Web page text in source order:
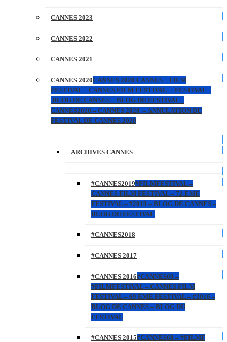
CANNES 2023
CANNES 2022
CANNES 2021
CANNES 2020CANNES 2020 CANNES – FILM
FESTIVAL – CANNES FILM FESTIVAL – FESTIVAL –
BLOG DE CANNES – BLOG DU FESTIVAL –
CANNES2020 – CANNES 2020 – ANNULATION DU
FESTIVAL DE CANNES 2020
ARCHIVES CANNES
#CANNES2019#FILMFESTIVAL –
CANNES FILM FESTIVAL – 72 EME
FESTIVAL – #2019 – BLOG DE CANNES –
BLOG DU FESTIVAL
#CANNES2018
#CANNES 2017
#CANNES 2016#CANNES69 –
#FILMFESTIVAL – CANNES FILM
FESTIVAL – 69 EME FESTIVAL – #2016 –
BLOG DE CANNES – BLOG DU
FESTIVAL
#CANNES 2015#CANNES68 – #FILMF